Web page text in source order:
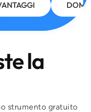
la
strumento gratuito